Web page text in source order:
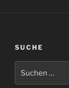
SUCHE